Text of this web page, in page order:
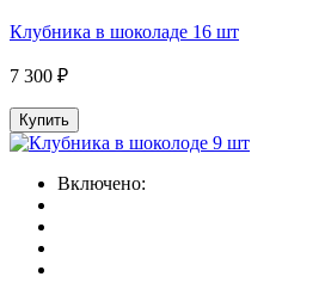
Клубника в шоколаде 16 шт
7 300 ₽
Купить
Включено: